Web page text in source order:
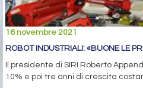
16 novembre 2021
ROBOT INDUSTRIALI: «BUONE LE
Il presidente di SIRI Roberto
10% e poi tre anni di crescita